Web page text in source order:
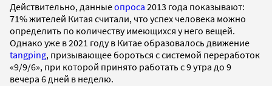
Действительно, данныеопроса 2013 года показывают:
71% жителей Китая считали, что успех человека можно
определить по количеству имеющихся у него вещей.
Однако уже в 2021 году в Китае образовалось движение
tangping, призывающее бороться с системой переработок
«9/9/6», при которой принято работать с 9 утра до 9
вечера 6 дней в неделю.